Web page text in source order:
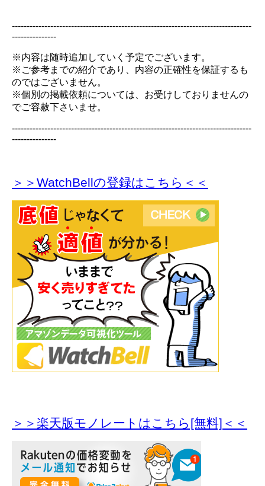
---------------------------------------------------------------------------------
---------------
※内容は随時追加していく予定でございます。
※ご参考までの紹介であり、内容の正確性を保証するも
のではございません。
※個別の掲載依頼については、お受けしておりませんの
でご容赦下さいませ。
---------------------------------------------------------------------------------
---------------
＞＞WatchBellの登録はこちら＜＜
＞＞楽天版モノレートはこちら[無料]＜＜